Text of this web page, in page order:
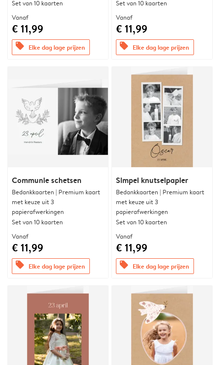
Set van 10 kaarten
Vanaf
€ 11,99
offers Elke dag lage prijzen
Set van 10 kaarten
Vanaf
€ 11,99
offers Elke dag lage prijzen
Communie schetsen
Bedankkaarten | Premium kaart
met keuze uit 3
papierafwerkingen
Set van 10 kaarten
Vanaf
€ 11,99
offers Elke dag lage prijzen
Simpel knutselpapier
Bedankkaarten | Premium kaart
met keuze uit 3
papierafwerkingen
Set van 10 kaarten
Vanaf
€ 11,99
offers Elke dag lage prijzen